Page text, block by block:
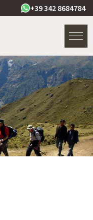
+39 342 8684784